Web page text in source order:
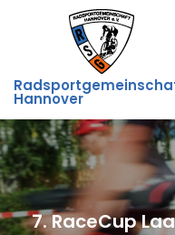
Hannover
7. RaceCup